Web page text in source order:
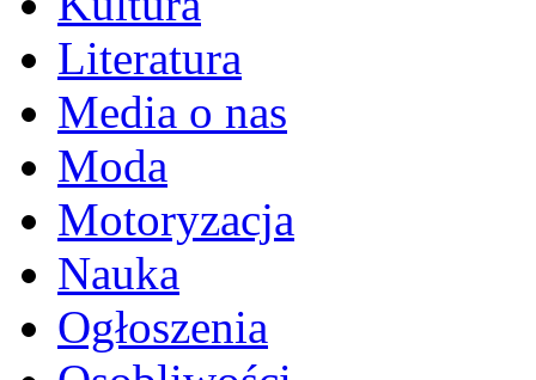
Literatura
Media o nas
Moda
Motoryzacja
Nauka
Ogłoszenia